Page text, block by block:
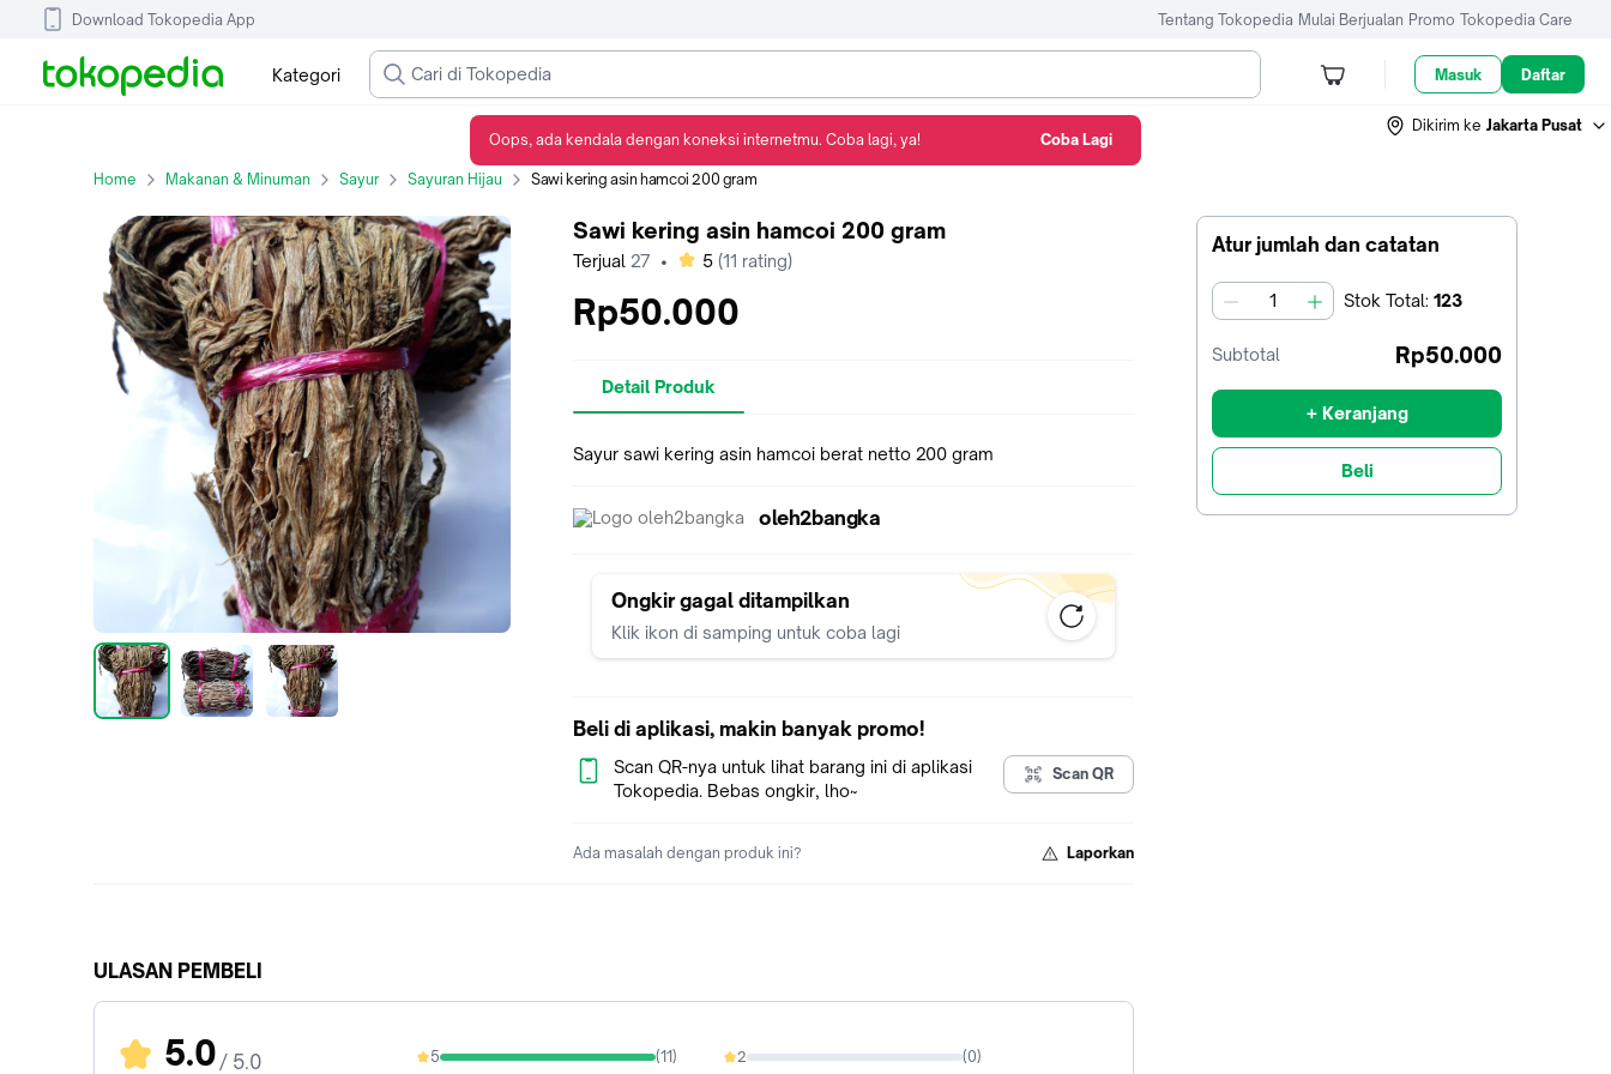
Download Tokopedia App Tentang Tokopedia Mulai Berjualan Promo Tokopedia Care
Kategori Masuk Daftar
Dikirim ke Jakarta Pusat
Home Makanan & Minuman Sayur Sayuran Hijau Sawi kering asin hamcoi 200 gram
Atur jumlah dan catatan
jumlah Stok Total: 123
Subtotal Rp50.000
+ Keranjang
Beli
Sawi kering asin hamcoi 200 gram
Terjual 27 • bintang
5 (11 rating)
Rp50.000
Detail Produk
Sayur sawi kering asin hamcoi berat netto 200 gram
oleh2bangka
Ongkir gagal ditampilkan
Klik ikon di samping untuk coba lagi
Beli di aplikasi, makin banyak promo!
Scan QR-nya untuk lihat barang ini di aplikasi
Tokopedia. Bebas ongkir, lho~
Scan QR
Ada masalah dengan produk ini? Laporkan
ULASAN PEMBELI
5.0 / 5.0
5 (11)
100% 2 (0)
0%
Oops, ada kendala dengan koneksi internetmu. Coba lagi, ya! Coba Lagi